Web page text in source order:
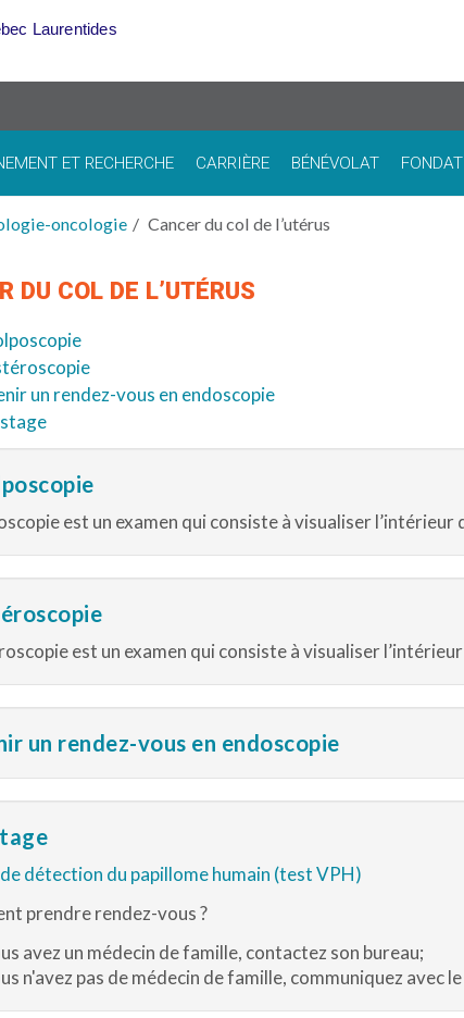
Laurentides
ET RECHERCHE CARRIÈRE BÉNÉVOLAT
oncologie Cancer du col de l’utérus
DU COL DE L’UTÉRUS
un rendez-vous en endoscopie
est un examen qui consiste à visualiser l’intérieur
est un examen qui consiste à visualiser
un rendez-vous en endoscopie
détection du papillome humain (test VPH)
prendre rendez-vous ?
avez un médecin de famille, contactez son bureau;
n'avez pas de médecin de famille, communiquez avec le